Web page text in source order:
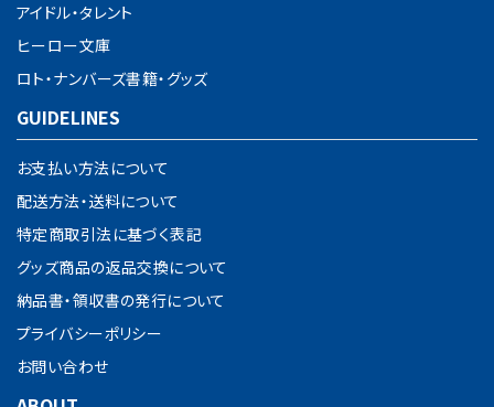
アイドル・タレント
ヒーロー文庫
ロト・ナンバーズ書籍・グッズ
GUIDELINES
お支払い方法について
配送方法・送料について
特定商取引法に基づく表記
グッズ商品の返品交換について
納品書・領収書の発行について
プライバシーポリシー
お問い合わせ